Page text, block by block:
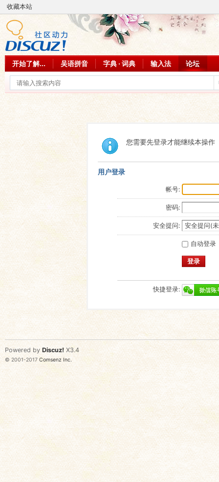
收藏本站
开始了解... 吴语拼音 字典 · 词典 输入法 论坛
您需要先登录才能继续本操作
用户登录
帐号:
密码:
安全提问:
自动登录
登录
快捷登录:
Powered by Discuz! X3.4
© 2001-2017 Comsenz Inc.